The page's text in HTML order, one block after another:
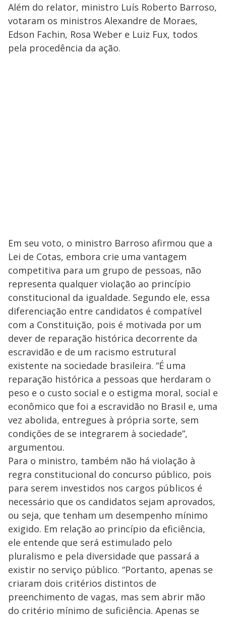
Além do relator, ministro Luís Roberto Barroso,
votaram os ministros Alexandre de Moraes,
Edson Fachin, Rosa Weber e Luiz Fux, todos
pela procedência da ação.
Em seu voto, o ministro Barroso afirmou que a
Lei de Cotas, embora crie uma vantagem
competitiva para um grupo de pessoas, não
representa qualquer violação ao princípio
constitucional da igualdade. Segundo ele, essa
diferenciação entre candidatos é compatível
com a Constituição, pois é motivada por um
dever de reparação histórica decorrente da
escravidão e de um racismo estrutural
existente na sociedade brasileira. “É uma
reparação histórica a pessoas que herdaram o
peso e o custo social e o estigma moral, social e
econômico que foi a escravidão no Brasil e, uma
vez abolida, entregues à própria sorte, sem
condições de se integrarem à sociedade”,
argumentou.
Para o ministro, também não há violação à
regra constitucional do concurso público, pois
para serem investidos nos cargos públicos é
necessário que os candidatos sejam aprovados,
ou seja, que tenham um desempenho mínimo
exigido. Em relação ao princípio da eficiência,
ele entende que será estimulado pelo
pluralismo e pela diversidade que passará a
existir no serviço público. “Portanto, apenas se
criaram dois critérios distintos de
preenchimento de vagas, mas sem abrir mão
do critério mínimo de suficiência. Apenas se